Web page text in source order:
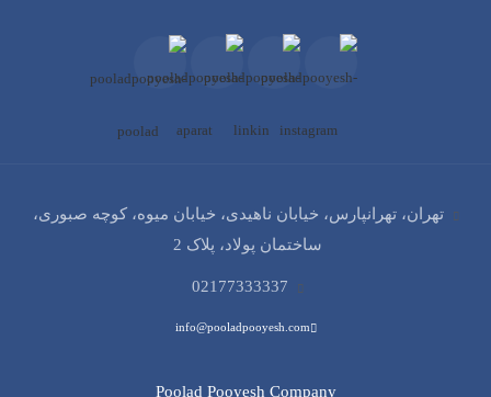
تهران، تهرانپارس، خیابان ناهیدی، خیابان میوه، کوچه صبوری،
ساختمان پولاد، پلاک 2
info@pooladpooyesh.com
Poolad Pooyesh Company